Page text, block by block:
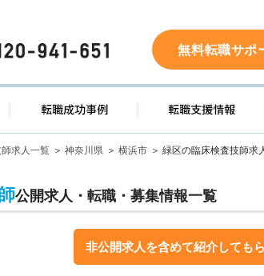
0120-941-651 無料転職サポ
求人検索 転職成功事例
求人一覧 神奈川県 横浜市 緑区の臨床検査技師求
公開求人・転職・募集情報一覧
非公開求人を含めて紹介しても